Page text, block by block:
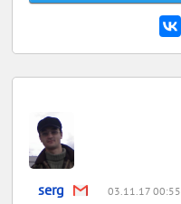
serg 03.11.17 00:55